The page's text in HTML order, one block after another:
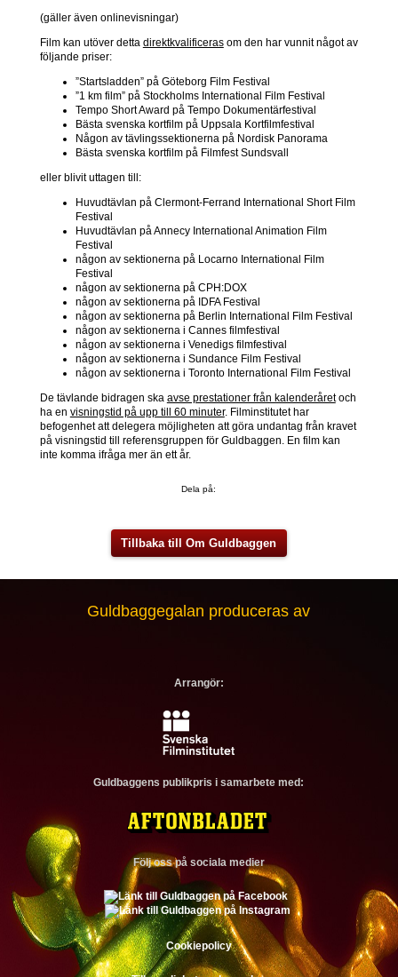
(gäller även onlinevisningar)
Film kan utöver detta direktkvalificerasom den har vunnit något av
följande priser:
”Startsladden” på Göteborg Film Festival
”1 km film” på Stockholms International Film Festival
Tempo Short Award på Tempo Dokumentärfestival
Bästa svenska kortfilm på Uppsala Kortfilmfestival
Någon av tävlingssektionerna på Nordisk Panorama
Bästa svenska kortfilm på Filmfest Sundsvall
eller blivit uttagen till:
Huvudtävlan på Clermont-Ferrand International Short Film
Festival
Huvudtävlan på Annecy International Animation Film
Festival
någon av sektionerna på Locarno International Film
Festival
någon av sektionerna på CPH:DOX
någon av sektionerna på IDFA Festival
någon av sektionerna på Berlin International Film Festival
någon av sektionerna i Cannes filmfestival
någon av sektionerna i Venedigs filmfestival
någon av sektionerna i Sundance Film Festival
någon av sektionerna i Toronto International Film Festival
De tävlande bidragen ska avse prestationer från kalenderåretoch
ha en visningstid på upp till 60 minuter. Filminstitutet har
befogenhet att delegera möjligheten att göra undantag från kravet
på visningstid till referensgruppen för Guldbaggen. En film kan
inte komma ifråga mer än ett år.
Dela på:
Tillbaka till Om Guldbaggen
Guldbaggegalan produceras av
Arrangör:
Guldbaggens publikpris i samarbete med:
Följ oss på sociala medier
Cookiepolicy